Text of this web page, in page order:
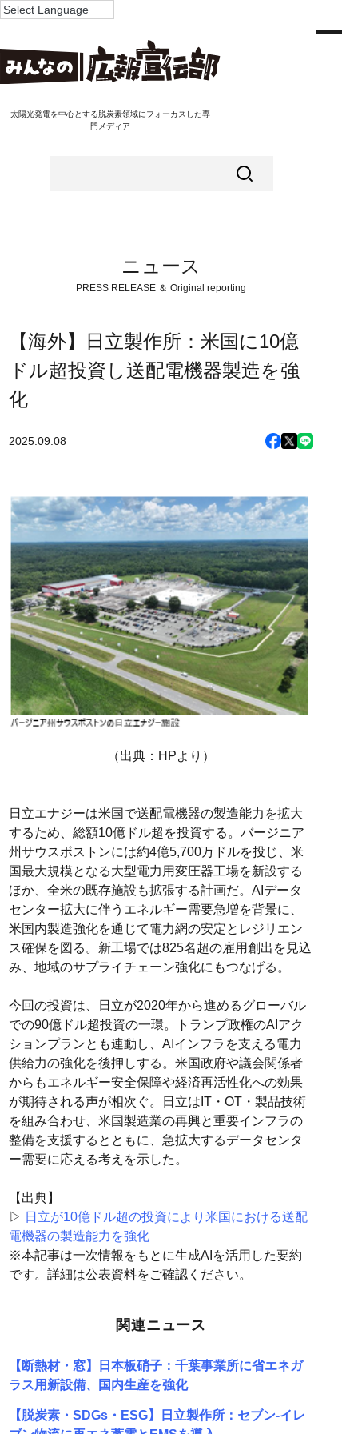
太陽光発電を中心とする脱炭素領域にフォーカスした専
門メディア
ニュース
PRESS RELEASE ＆ Original reporting
【海外】日立製作所：米国に10億
ドル超投資し送配電機器製造を強
化
2025.09.08
（出典：HPより）
日立エナジーは米国で送配電機器の製造能力を拡大
するため、総額10億ドル超を投資する。バージニア
州サウスボストンには約4億5,700万ドルを投じ、米
国最大規模となる大型電力用変圧器工場を新設する
ほか、全米の既存施設も拡張する計画だ。AIデータ
センター拡大に伴うエネルギー需要急増を背景に、
米国内製造強化を通じて電力網の安定とレジリエン
ス確保を図る。新工場では825名超の雇用創出を見込
み、地域のサプライチェーン強化にもつなげる。
今回の投資は、日立が2020年から進めるグローバル
での90億ドル超投資の一環。トランプ政権のAIアク
ションプランとも連動し、AIインフラを支える電力
供給力の強化を後押しする。米国政府や議会関係者
からもエネルギー安全保障や経済再活性化への効果
が期待される声が相次ぐ。日立はIT・OT・製品技術
を組み合わせ、米国製造業の再興と重要インフラの
整備を支援するとともに、急拡大するデータセンタ
ー需要に応える考えを示した。
【出典】
▷ 日立が10億ドル超の投資により米国における送配
電機器の製造能力を強化
※本記事は一次情報をもとに生成AIを活用した要約
です。詳細は公表資料をご確認ください。
関連ニュース
【断熱材・窓】日本板硝子：千葉事業所に省エネガ
ラス用新設備、国内生産を強化
【脱炭素・SDGs・ESG】日立製作所：セブン-イレ